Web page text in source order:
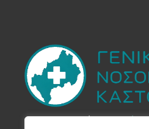
Στην Yπηρεσία τουΠολίτη